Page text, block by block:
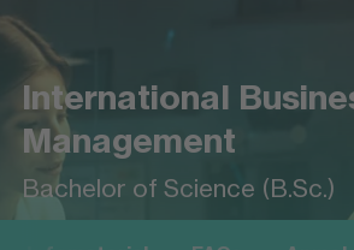
International
Management
Bachelor of Science (B.Sc.)